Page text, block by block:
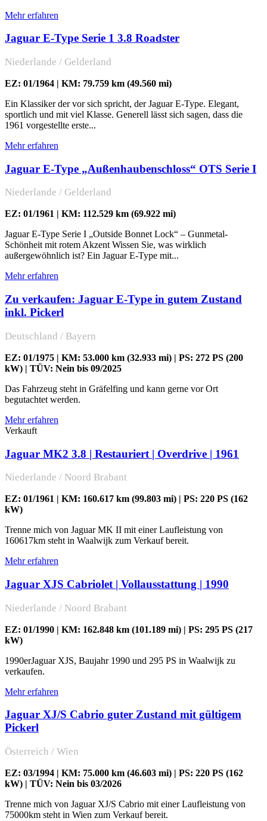
Mehr erfahren
Jaguar E-Type Serie 1 3.8 Roadster
Niederlande / Gelderland
EZ: 01/1964 | KM: 79.759 km (49.560 mi)
Ein Klassiker der vor sich spricht, der Jaguar E-Type. Elegant,
sportlich und mit viel Klasse. Generell lässt sich sagen, dass die
1961 vorgestellte erste...
Mehr erfahren
Jaguar E-Type „Außenhaubenschloss“ OTS Serie I
Niederlande / Gelderland
EZ: 01/1961 | KM: 112.529 km (69.922 mi)
Jaguar E-Type Serie I „Outside Bonnet Lock“ – Gunmetal-
Schönheit mit rotem Akzent Wissen Sie, was wirklich
außergewöhnlich ist? Ein Jaguar E-Type mit...
Mehr erfahren
Zu verkaufen: Jaguar E-Type in gutem Zustand
inkl. Pickerl
Deutschland / Bayern
EZ: 01/1975 | KM: 53.000 km (32.933 mi) | PS: 272 PS (200
kW) | TÜV: Nein bis 09/2025
Das Fahrzeug steht in Gräfelfing und kann gerne vor Ort
begutachtet werden.
Mehr erfahren
Verkauft
Jaguar MK2 3.8 | Restauriert | Overdrive | 1961
Niederlande / Noord Brabant
EZ: 01/1961 | KM: 160.617 km (99.803 mi) | PS: 220 PS (162
kW)
Trenne mich von Jaguar MK II mit einer Laufleistung von
160617km steht in Waalwijk zum Verkauf bereit.
Mehr erfahren
Jaguar XJS Cabriolet | Vollausstattung | 1990
Niederlande / Noord Brabant
EZ: 01/1990 | KM: 162.848 km (101.189 mi) | PS: 295 PS (217
kW)
1990erJaguar XJS, Baujahr 1990 und 295 PS in Waalwijk zu
verkaufen.
Mehr erfahren
Jaguar XJ/S Cabrio guter Zustand mit gültigem
Pickerl
Österreich / Wien
EZ: 03/1994 | KM: 75.000 km (46.603 mi) | PS: 220 PS (162
kW) | TÜV: Nein bis 03/2026
Trenne mich von Jaguar XJ/S Cabrio mit einer Laufleistung von
75000km steht in Wien zum Verkauf bereit.